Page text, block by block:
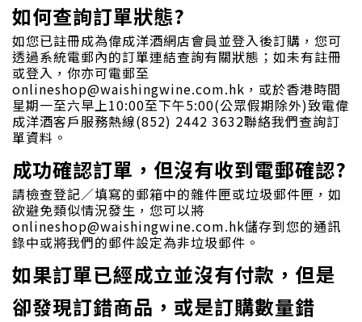
如何查詢訂單狀態?
如您已註冊成為偉成洋酒網店會員並登入後訂購，您可
透過系統電郵內的訂單連結查詢有關狀態；如未有註冊
或登入，你亦可電郵至
onlineshop@waishingwine.com.hk，或於香港時間
星期一至六早上10:00至下午5:00(公眾假期除外)致電偉
成洋酒客戶服務熱線(852) 2442 3632聯絡我們查詢訂
單資料。
成功確認訂單，但沒有收到電郵確認?
請檢查登記／填寫的郵箱中的雜件匣或垃圾郵件匣，如
欲避免類似情況發生，您可以將
onlineshop@waishingwine.com.hk儲存到您的通訊
錄中或將我們的郵件設定為非垃圾郵件。
如果訂單已經成立並沒有付款，但是
卻發現訂錯商品，或是訂購數量錯